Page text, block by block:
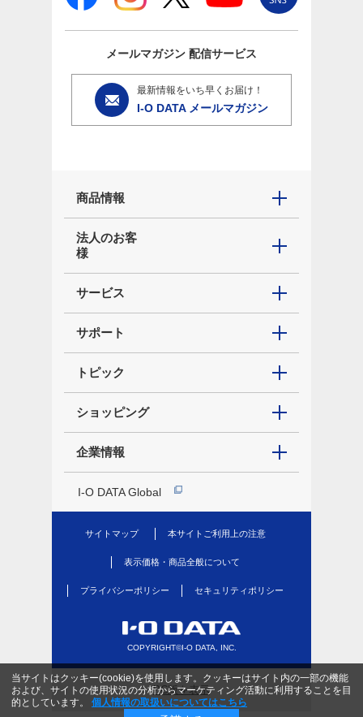
メールマガジン 配信サービス
最新情報をいち早くお届け！
I-O DATA メールマガジン
商品情報
法人のお客
様
サービス
サポート
トピック
ショッピング
企業情報
I-O DATA Global
サイトマップ 本サイトご利用上の注意
表示価格・商品全般について
プライバシーポリシー セキュリティポリシー
COPYRIGHT©I-O DATA, INC.
当サイトはクッキー(cookie)を使用します。クッキーはサイト内の一部の機能
および、サイトの使用状況の分析からマーケティング活動に利用することを目
的としています。
個人情報の取扱いについてはこちら
PC版を表示